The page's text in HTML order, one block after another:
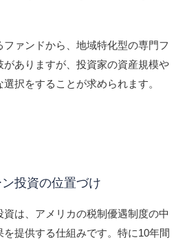
ァンドから、地域特化型の専門フ
がありますが、投資家の資産規模や
択をすることが求められます。
投資の位置づけ
は、アメリカの税制優遇制度の中
提供する仕組みです。特に10年間